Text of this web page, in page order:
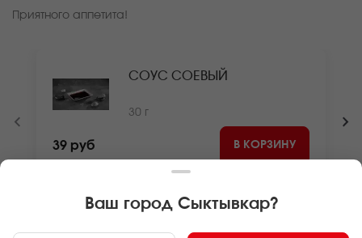
Приятного аппетита!
СОУС СОЕВЫЙ
30 г
39 руб В КОРЗИНУ
Ваш город Сыктывкар?